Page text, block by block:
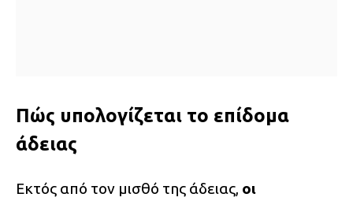
Πώς υπολογίζεται το επίδομα
άδειας
Εκτός από τον μισθό της άδειας, οι